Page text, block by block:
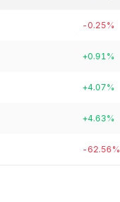
-0.25%
+0.91%
+4.07%
+4.63%
-62.56%